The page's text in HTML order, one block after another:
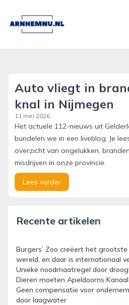
arnhemnu.nl
Auto vliegt in
knal in Nijmegen
11 mei 2026
Het actuele 112-nieuws uit
bundelen we in een liveblog. Je
overzicht van ongelukken,
misdrijven in onze provincie.
Lees verder
Recente artikelen
Burgers’ Zoo creëert het
wereld, en daar is internationaal
Unieke noodmaatregel door
Dieren moeten Apeldoorns
Geen compensatie voor
door laagwater